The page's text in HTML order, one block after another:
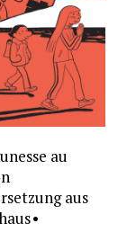
au
aus
•